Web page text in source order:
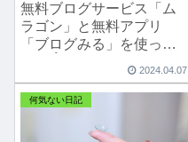
無料ブログサービス「ム
ラゴン」と無料アプリ
「ブログみる」を使って
2024.04.07
何気ない日記